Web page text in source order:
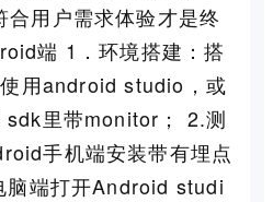
用户需求体验才是终
端 1．环境搭建：搭
用android studio，或
里带monitor； 2.测
手机端安装带有埋点
脑端打开Android studi